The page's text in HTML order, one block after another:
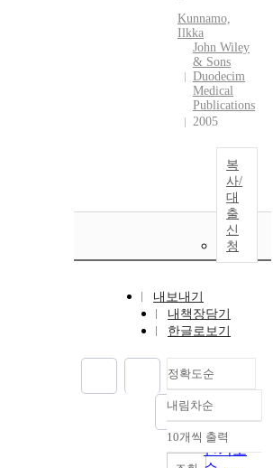
Kunnamo,
Ilkka
John Wiley
& Sons
Duodecim
Medical
Publications
2005
복
사/
대
출
신
청
내보내기
내책장담기
한글로보기
정확도순
정확도
순
인기도
내림차순
내림차순
10개씩 출력